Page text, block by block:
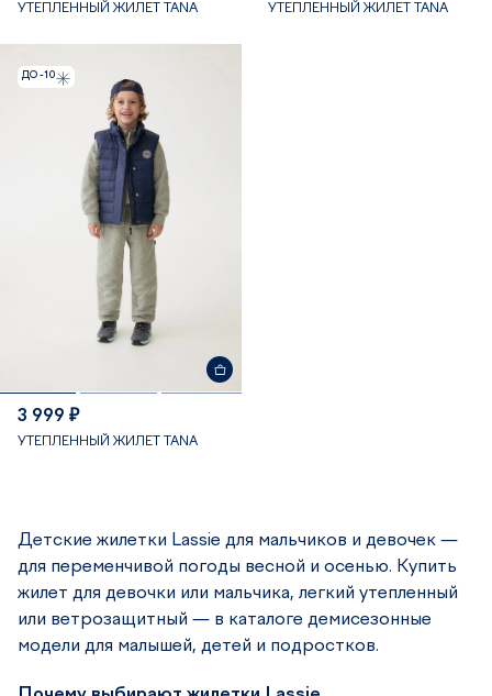
УТЕПЛЕННЫЙ ЖИЛЕТ TANA УТЕПЛЕННЫЙ ЖИЛЕТ TANA
ДО -10
3 999 ₽
УТЕПЛЕННЫЙ ЖИЛЕТ TANA
Детские жилетки Lassie для мальчиков и девочек —
для переменчивой погоды весной и осенью. Купить
жилет для девочки или мальчика, легкий утепленный
или ветрозащитный — в каталоге демисезонные
модели для малышей, детей и подростков.